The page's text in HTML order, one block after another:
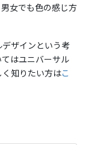
女でも色の感じ方
ザインという考
はユニバーサル
知りたい方はこ